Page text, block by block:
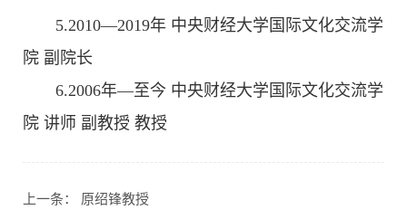
5.2010—2019年 中央财经大学国际文化交流学
院 副院长
6.2006年—至今 中央财经大学国际文化交流学
院 讲师 副教授 教授
上一条： 原绍锋教授